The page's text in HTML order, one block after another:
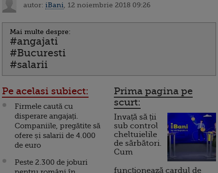
autor: iBani , 12 noiembrie 2018 09:26
Mai multe despre:
#angajati
#Bucuresti
#salarii
Pe acelasi subiect:
Firmele caută cu
disperare angajați.
Companiile, pregătite să
ofere și salarii de 4.000
de euro
Peste 2.300 de joburi
Prima pagina pe
scurt:
Invață să ții
sub control
cheltuielile
de sărbători.
Cum
funcționează cardul de